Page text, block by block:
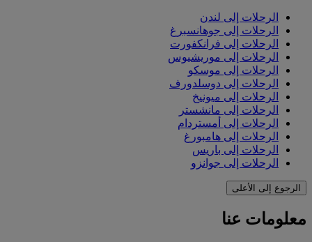
الرحلات إلى لندن
الرحلات إلى جوهانسبرغ
الرحلات إلى فرانكفورت
الرحلات إلى موريشيوس
الرحلات إلى موسكو
الرحلات إلى دوسلدورف
الرحلات إلى ميونيخ
الرحلات إلى مانشستر
الرحلات إلى أمستردام
الرحلات إلى هامبورغ
الرحلات إلى باريس
الرحلات إلى جوانزو
الرجوع إلى الأعلى
معلومات عنا